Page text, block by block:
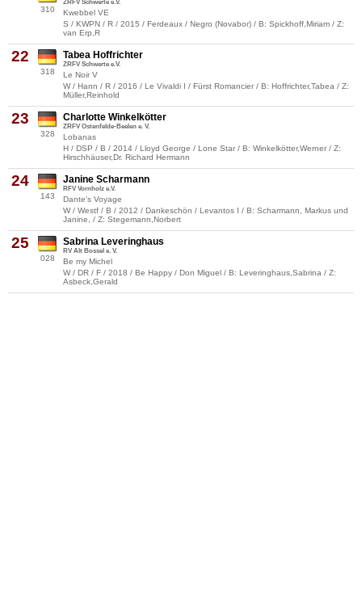
310
ZRFV Schwerte e.V.
Kwebbel VE
S / KWPN / R / 2015 / Ferdeaux / Negro (Novabor) / B: Spickhoff,Miriam / Z:
van Erp,R
22
318
Tabea Hoffrichter
ZRFV Schwerte e.V.
Le Noir V
W / Hann / R / 2016 / Le Vivaldi I / Fürst Romancier / B: Hoffrichter,Tabea / Z:
Müller,Reinhold
23
328
Charlotte Winkelkötter
ZRFV Ostenfelde-Beelen e. V.
Lobanas
H / DSP / B / 2014 / Lloyd George / Lone Star / B: Winkelkötter,Werner / Z:
Hirschhäuser,Dr. Richard Hermann
24
143
Janine Scharmann
RFV Vornholz e.V.
Dante's Voyage
W / Westf / B / 2012 / Dankeschön / Levantos I / B: Scharmann, Markus und
Janine, / Z: Stegemann,Norbert
25
028
Sabrina Leveringhaus
RV Alt Bossel e. V.
Be my Michel
W / DR / F / 2018 / Be Happy / Don Miguel / B: Leveringhaus,Sabrina / Z:
Asbeck,Gerald